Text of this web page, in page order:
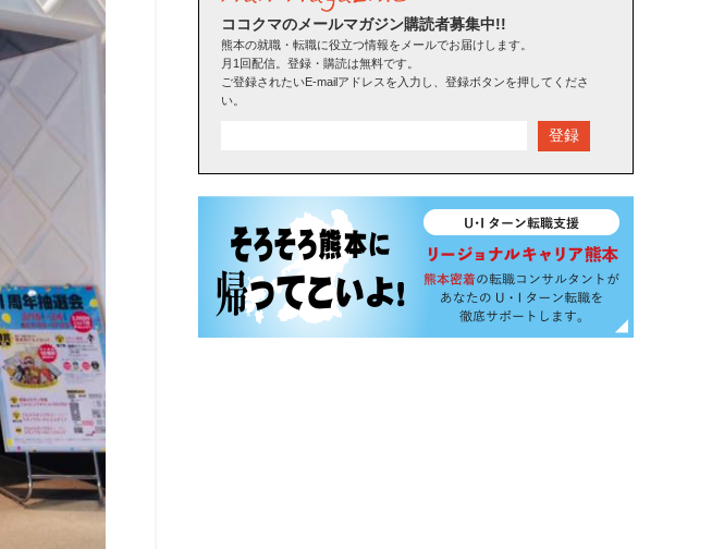
ココクマのメールマガジン購読者募集中!!
熊本の就職・転職に役立つ情報をメールでお届けします。
月1回配信。登録・購読は無料です。
ご登録されたいE-mailアドレスを入力し、登録ボタンを押してくださ
い。
登録